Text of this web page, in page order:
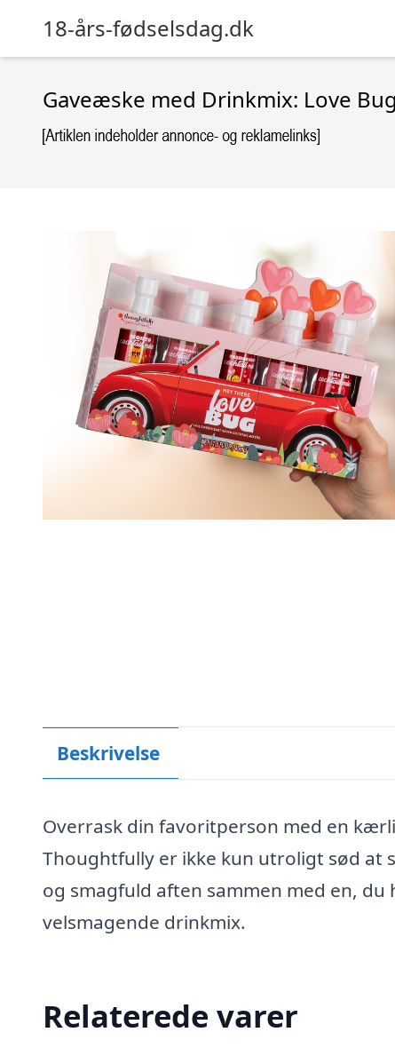
18-års-fødselsdag.dk
Gaveæske med Drinkmix: Love
Beskrivelse
Overrask din favoritperson med en
Thoughtfully er ikke kun utroligt sød at
og smagfuld aften sammen med en,
velsmagende drinkmix.
Relaterede varer